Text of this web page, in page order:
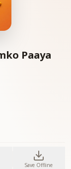
Paaya
Save Offline